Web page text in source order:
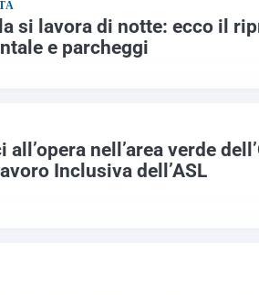
si lavora di notte: ecco il
e parcheggi
nell’area verde
Inclusiva dell’ASL